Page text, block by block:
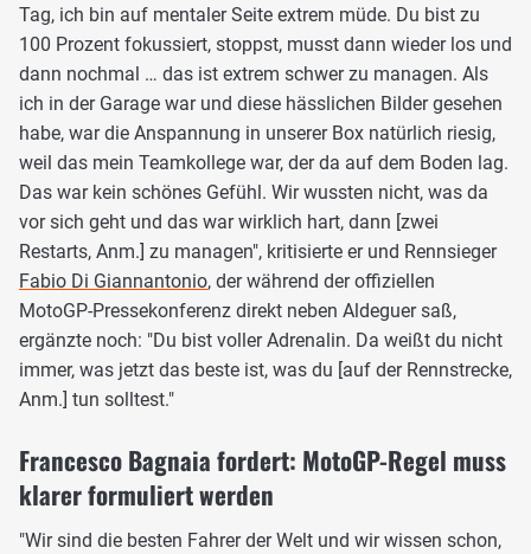
Tag, ich bin auf mentaler Seite extrem müde. Du bist zu
100 Prozent fokussiert, stoppst, musst dann wieder los und
dann nochmal … das ist extrem schwer zu managen. Als
ich in der Garage war und diese hässlichen Bilder gesehen
habe, war die Anspannung in unserer Box natürlich riesig,
weil das mein Teamkollege war, der da auf dem Boden lag.
Das war kein schönes Gefühl. Wir wussten nicht, was da
vor sich geht und das war wirklich hart, dann [zwei
Restarts, Anm.] zu managen", kritisierte er und Rennsieger
Fabio Di Giannantonio, der während der offiziellen
MotoGP-Pressekonferenz direkt neben Aldeguer saß,
ergänzte noch: "Du bist voller Adrenalin. Da weißt du nicht
immer, was jetzt das beste ist, was du [auf der Rennstrecke,
Anm.] tun solltest."
Francesco Bagnaia fordert: MotoGP-Regel muss
klarer formuliert werden
"Wir sind die besten Fahrer der Welt und wir wissen schon,